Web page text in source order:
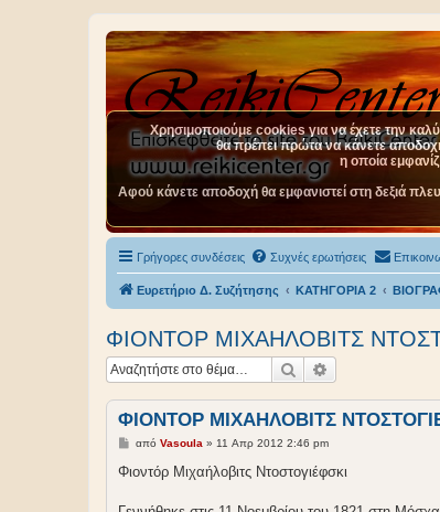
Γρήγορες συνδέσεις Συχνές ερωτήσεις
Ευρετήριο Δ. Συζήτησης ΚΑΤΗΓΟΡΙΑ 2
ΦΙΟΝΤΟΡ ΜΙΧΑΗΛΟΒΙΤΣ
Αναζήτηση
ΦΙΟΝΤΟΡ ΜΙΧΑΗΛΟΒΙΤΣ
Δ
μ
ί
από Vasoula » 11 Απρ 2012 2:46 pm
Φιοντόρ Μιχαήλοβιτς Ντοστογιέφσκι
Χρησιμοποιούμε cookies για να έχετε την
θα πρέπει πρώτα να κάνετε
η οποία
Αφού κάνετε αποδοχή θα εμφανιστεί στη δεξιά